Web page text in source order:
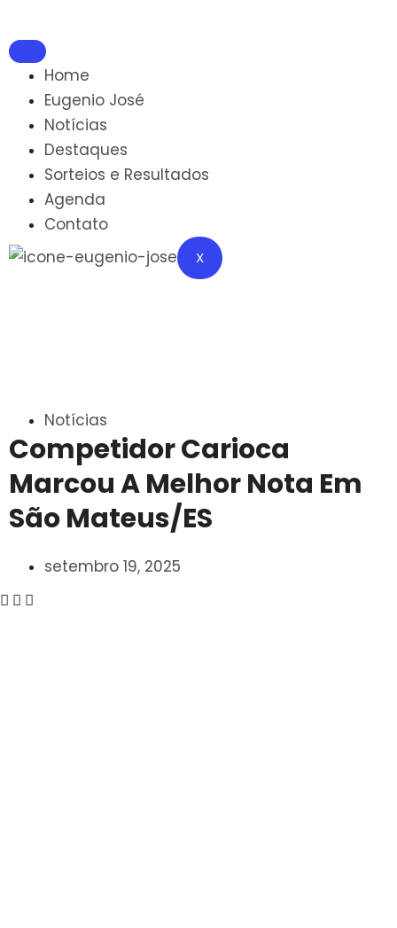
Home
Eugenio José
Notícias
Destaques
Sorteios e Resultados
Agenda
Contato
X
Notícias
Competidor Carioca
Marcou A Melhor Nota Em
São Mateus/ES
setembro 19, 2025